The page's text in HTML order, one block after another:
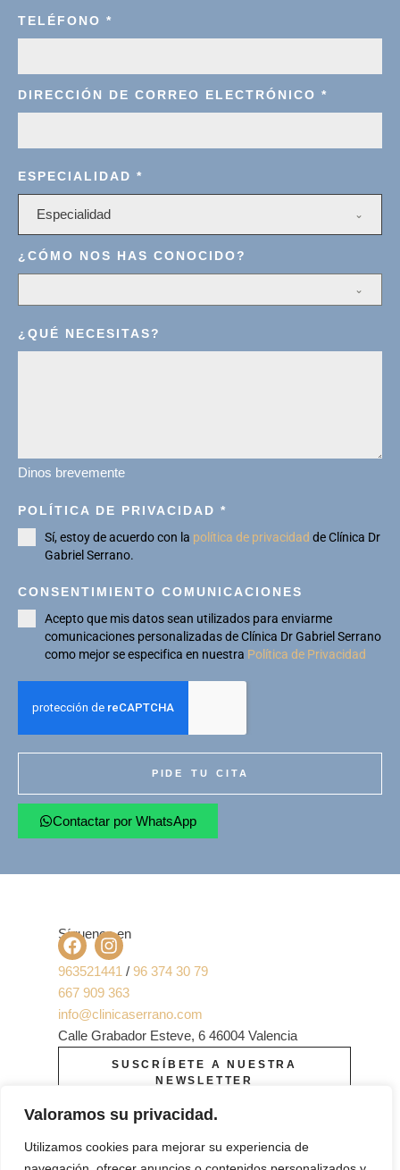
Valoramos su privacidad.
Utilizamos cookies para mejorar su experiencia de
TELÉFONO *
DIRECCIÓN DE CORREO ELECTRÓNICO *
ESPECIALIDAD *
Especialidad
¿CÓMO NOS HAS CONOCIDO?
¿QUÉ NECESITAS?
Dinos brevemente
POLÍTICA DE PRIVACIDAD *
Sí, estoy de acuerdo con la política de privacidad de Clínica Dr
Gabriel Serrano.
CONSENTIMIENTO COMUNICACIONES
Acepto que mis datos sean utilizados para enviarme
comunicaciones personalizadas de Clínica Dr Gabriel Serrano
como mejor se especifica en nuestra Política de Privacidad
PIDE TU CITA
Contactar por WhatsApp
Síguenos en
963521441 / 96 374 30 79
667 909 363
info@clinicaserrano.com
Calle Grabador Esteve, 6 46004 Valencia
SUSCRÍBETE A NUESTRA
NEWSLETTER